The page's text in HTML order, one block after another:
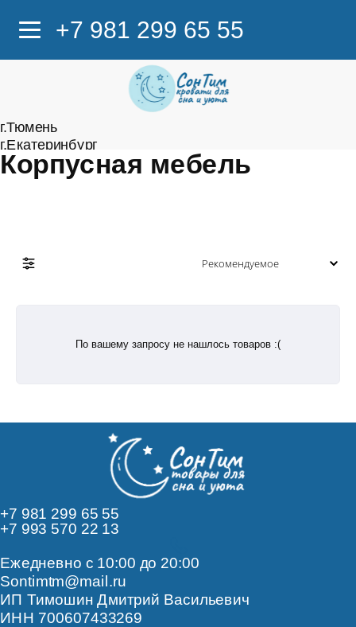
+7 981 299 65 55
г.Тюмень
г.Екатеринбург
Корпусная мебель
По вашему запросу не нашлось товаров :(
+7 981 299 65 55
+7 993 570 22 13
Ежедневно с 10:00 до 20:00
Sontimtm@mail.ru
ИП Тимошин Дмитрий Васильевич
ИНН 700607433269